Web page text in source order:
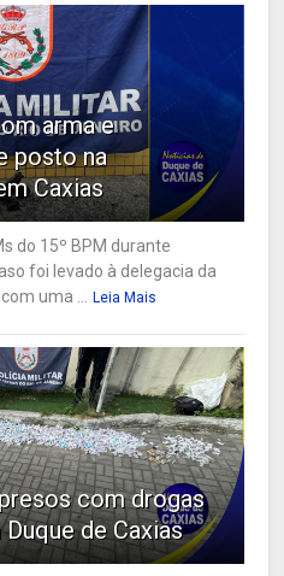
arma e
posto na
Caxias
do 15º BPM durante
foi levado à delegacia da
uma ...
Leia Mais
com drogas
de Caxias